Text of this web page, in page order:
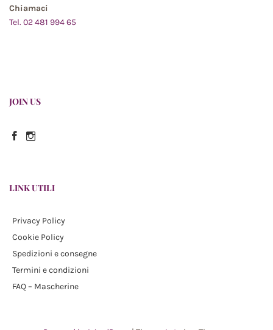
Chiamaci
Tel. 02 481 994 65
JOIN US
Facebook
Instagram
LINK UTILI
Privacy Policy
Cookie Policy
Spedizioni e consegne
Termini e condizioni
FAQ – Mascherine